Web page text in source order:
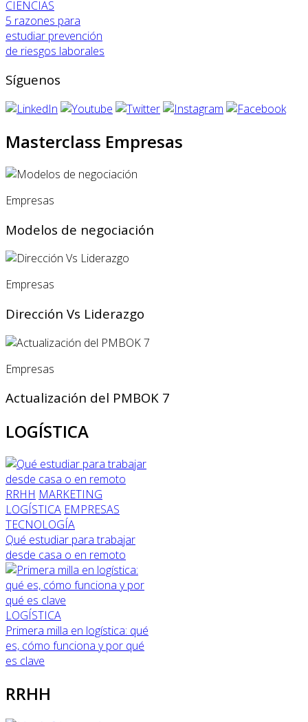
CIENCIAS
5 razones para
estudiar prevención
de riesgos laborales
Síguenos
Masterclass Empresas
Empresas
Modelos de negociación
Empresas
Dirección Vs Liderazgo
Empresas
Actualización del PMBOK 7
LOGÍSTICA
RRHH MARKETING
LOGÍSTICA EMPRESAS
TECNOLOGÍA
Qué estudiar para trabajar
desde casa o en remoto
LOGÍSTICA
Primera milla en logística: qué
es, cómo funciona y por qué
es clave
RRHH